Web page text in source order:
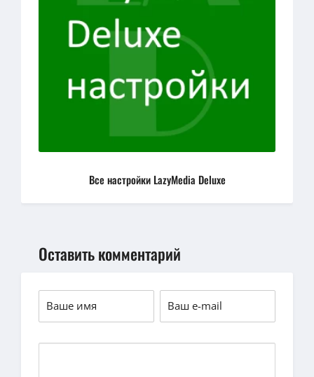
Все настройки LazyMedia Deluxe
Оставить комментарий